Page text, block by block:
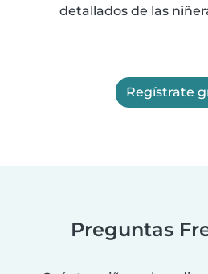
detallados de las
Regístrate
Preguntas